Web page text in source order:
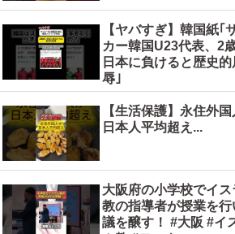
【ヤバすぎ】韓国紙｢
カー韓国U23代表、2
日本に負けると歴史的
辱｣
【生活保護】永住外
日本人平均超え...
大阪府の小学校でイス
教の指導者が授業を行
議を醸す！ #大阪 #イスラ